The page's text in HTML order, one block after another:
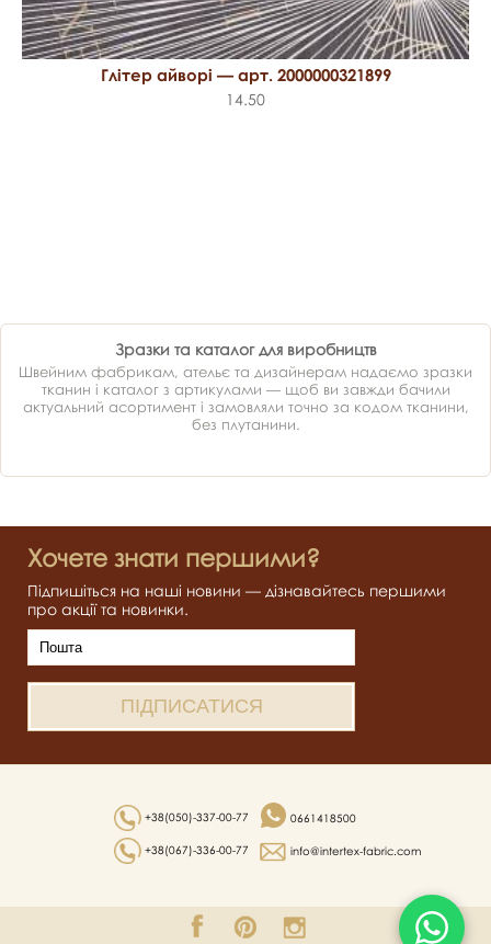
Глітер айворі — арт. 2000000321899
14.50
Зразки та каталог для виробництв
Швейним фабрикам, ательє та дизайнерам надаємо зразки
тканин і каталог з артикулами — щоб ви завжди бачили
актуальний асортимент і замовляли точно за кодом тканини,
без плутанини.
Хочете знати першими?
Підпишіться на наші новини — дізнавайтесь першими
про акції та новинки.
+38(050)-337-00-77
+38(067)-336-00-77
0661418500
info@intertex-fabric.com